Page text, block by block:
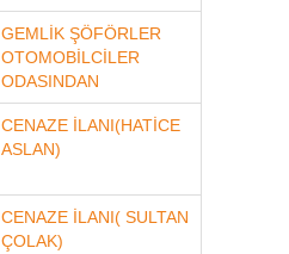
GEMLİK ŞÖFÖRLER
OTOMOBİLCİLER
ODASINDAN
CENAZE İLANI(HATİCE
ASLAN)
CENAZE İLANI( SULTAN
ÇOLAK)